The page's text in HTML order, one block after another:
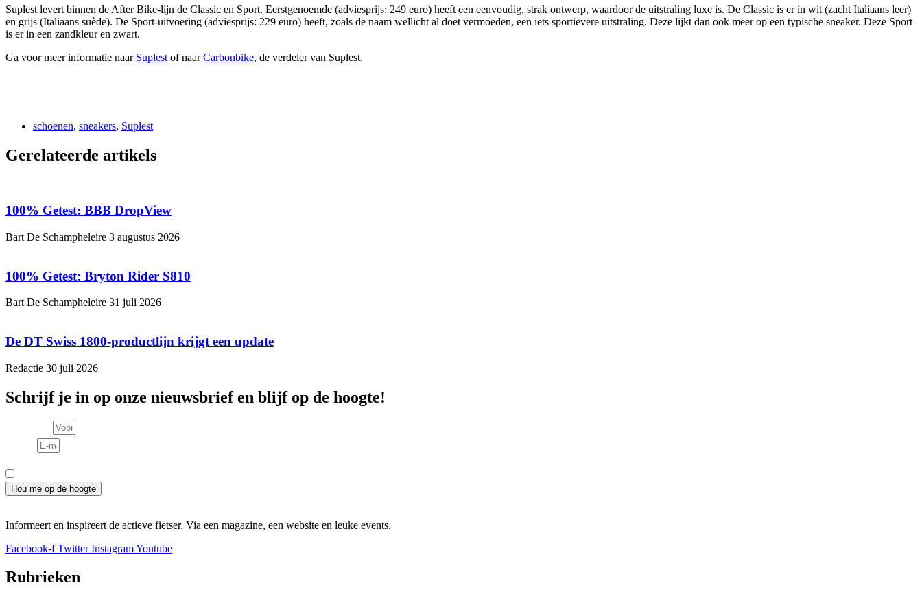
Suplest levert binnen de After Bike-lijn de Classic en Sport. Eerstgenoemde (adviesprijs: 249 euro) heeft een eenvoudig, strak ontwerp, waardoor de uitstraling luxe is. De Classic is er in wit (zacht Italiaans leer)
en grijs (Italiaans suède). De Sport-uitvoering (adviesprijs: 229 euro) heeft, zoals de naam wellicht al doet vermoeden, een iets sportievere uitstraling. Deze lijkt dan ook meer op een typische sneaker. Deze Sport
is er in een zandkleur en zwart.
Ga voor meer informatie naar Suplest of naarCarbonbike, de verdeler van Suplest.
schoenen, sneakers, Suplest
Gerelateerde artikels
100% Getest: BBB DropView
Bart De Schampheleire 3 augustus 2026
100% Getest: Bryton Rider S810
Bart De Schampheleire 31 juli 2026
De DT Swiss 1800-productlijn krijgt een update
Redactie 30 juli 2026
Schrijf je in op onze nieuwsbrief en blijf op de hoogte!
Hou me op de hoogte
Informeert en inspireert de actieve fietser. Via een magazine, een website en leuke events.
Facebook-f Twitter InstagramYoutube
Rubrieken